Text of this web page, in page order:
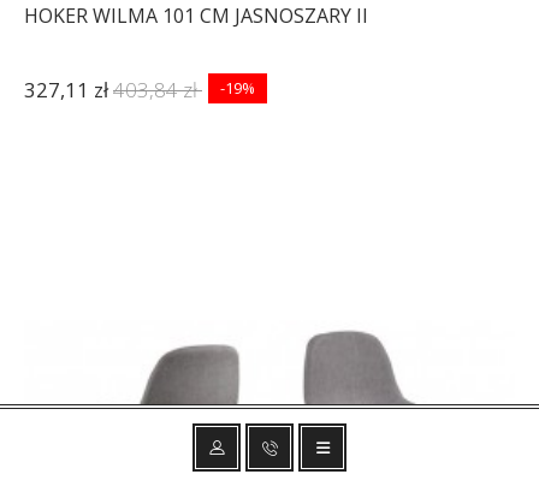
HOKER WILMA 101 CM JASNOSZARY II
327,11 zł403,84 zł -19%